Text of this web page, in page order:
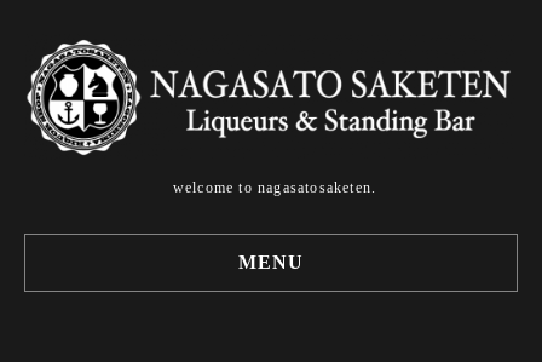
welcome to nagasatosaketen.
MENU